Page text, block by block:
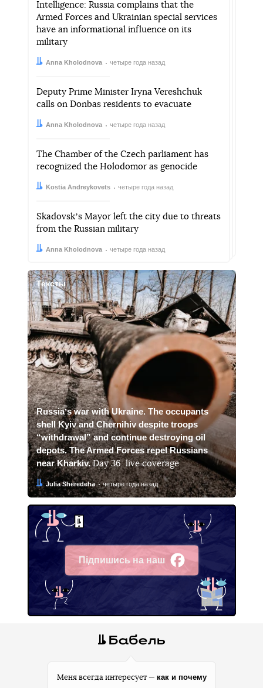
Intelligence: Russia complains that the
Armed Forces and Ukrainian special services
have an informational influence on its
military
Автор:
Anna Kholodnova
Дата: четыре года назад
Deputy Prime Minister Iryna Vereshchuk
calls on Donbas residents to evacuate
Автор:
Anna Kholodnova
Дата: четыре года назад
The Chamber of the Czech parliament has
recognized the Holodomor as genocide
Автор:Kostia Andreykovets
Дата: четыре года назад
Skadovskʼs Mayor left the city due to threats
from the Russian military
Автор:
Anna Kholodnova
Дата: четыре года назад
Тексты
Russiaʼs war with Ukraine. The occupants
shell Kyiv and Chernihiv despite troops
“withdrawal” and continue destroying oil
depots. The Armed Forces repel Russians
near Kharkiv.Day 36: live coverage
Автор:
Julia Sheredeha
Дата: четыре года назад
Підпишись на наш
Facebook
Меня всегда интересует — как и почему